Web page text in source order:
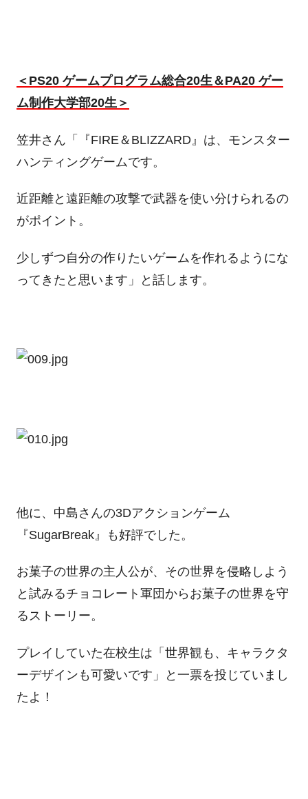
＜PS20 ゲームプログラム総合20生＆PA20 ゲー
ム制作大学部20生＞
笠井さん「『FIRE＆BLIZZARD』は、モンスター
ハンティングゲームです。
近距離と遠距離の攻撃で武器を使い分けられるの
がポイント。
少しずつ自分の作りたいゲームを作れるようにな
ってきたと思います」と話します。
他に、中島さんの3Dアクションゲーム
『SugarBreak』も好評でした。
お菓子の世界の主人公が、その世界を侵略しよう
と試みるチョコレート軍団からお菓子の世界を守
るストーリー。
プレイしていた在校生は「世界観も、キャラクタ
ーデザインも可愛いです」と一票を投じていまし
たよ！